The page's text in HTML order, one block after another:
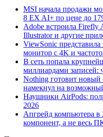
MSI начала продажи
8 EX AI+ по цене до
Adobe встроила Firefly
Illustrator и другие
ViewSonic
монитор с 4K и
В сеть попала
миллиардами записей:
Nothing готовит
намекнул на
Наушники AirPods:
2026
Апгрейд компьютера в
компонент, а не весь